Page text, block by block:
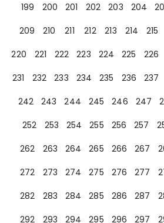
199
200 201 202 203 204
209
210 211 212 213 214 215
220
221 222 223 224 225 226
231
232 233 234 235 236 237
242
243 244 245 246 247
252
253 254 255 256 257
262
263 264 265 266 267
272
273 274 275 276 277
282
283 284 285 286 287
292
293 294 295 296 297